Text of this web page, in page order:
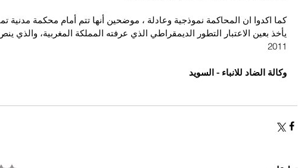
كما اكدوا ان المحاكمة نموذجية وعادلة ، موضحين أنها تتم أمام محكمة مدنية
يأخذ بعين الاعتبار التطور الديمقراطي الذي عرفته المملكة المغربية، والذي
2011
وكالة الضاد للانباء - السويد